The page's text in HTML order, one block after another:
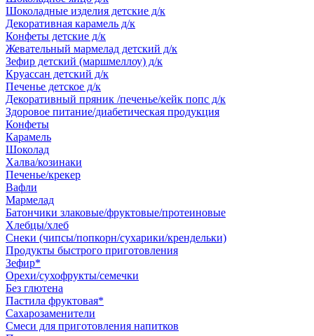
Шоколадные изделия детские д/к
Декоративная карамель д/к
Конфеты детские д/к
Жевательный мармелад детский д/к
Зефир детский (маршмеллоу) д/к
Круассан детский д/к
Печенье детское д/к
Декоративный пряник /печенье/кейк попс д/к
Здоровое питание/диабетическая продукция
Конфеты
Карамель
Шоколад
Халва/козинаки
Печенье/крекер
Вафли
Мармелад
Батончики злаковые/фруктовые/протеиновые
Хлебцы/хлеб
Снеки (чипсы/попкорн/сухарики/крендельки)
Продукты быстрого приготовления
Зефир*
Орехи/сухофрукты/семечки
Без глютена
Пастила фруктовая*
Сахарозаменители
Смеси для приготовления напитков